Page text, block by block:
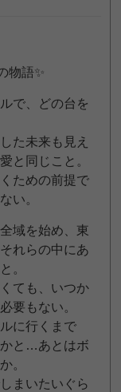
物語✨
で、どの台を
た未来も見え
と同じこと。
ための前提で
い。
域を始め、東
れらの中にあ
。
ても、いつか
要もない。
に行くまで
と…あとはボ
。
まいたいぐら